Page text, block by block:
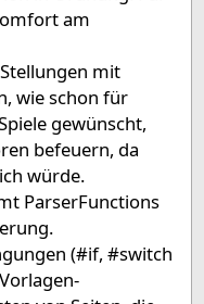
am
mit
wie schon für
gewünscht,
befeuern, da
würde.
ParserFunctions
(#if, #switch